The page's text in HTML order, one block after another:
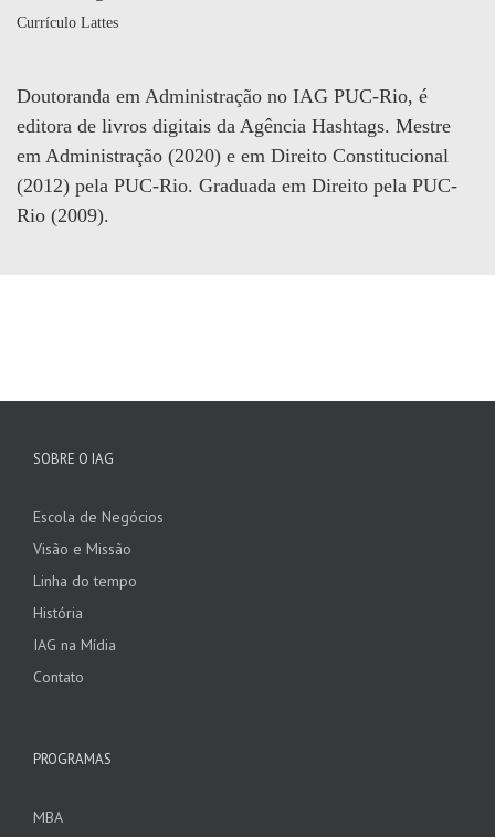
Currículo Lattes
Doutoranda em Administração no IAG PUC-Rio, é
editora de livros digitais da Agência Hashtags. Mestre
em Administração (2020) e em Direito Constitucional
(2012) pela PUC-Rio. Graduada em Direito pela PUC-
Rio (2009).
SOBRE O IAG
Escola de Negócios
Visão e Missão
Linha do tempo
História
IAG na Mídia
Contato
PROGRAMAS
MBA